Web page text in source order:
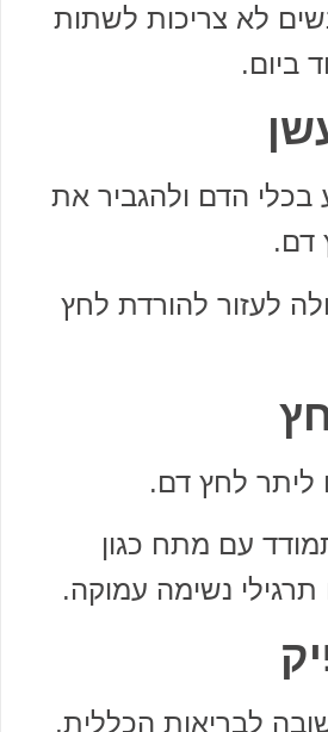
לא צריכות לשתות
ביום.
בכלי הדם ולהגביר את
דם.
לעזור להורדת לחץ
ליתר לחץ דם.
עם מתח כגון
תרגילי נשימה עמוקה.
לבריאות הכללית,